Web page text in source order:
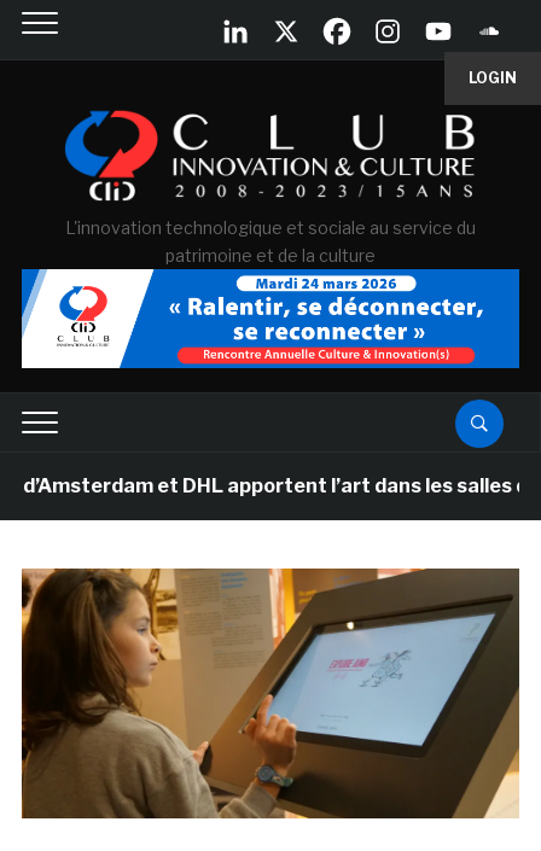
LOGIN
L'innovation technologique et sociale au service du
patrimoine et de la culture
et DHL apportent l’art dans les salles de